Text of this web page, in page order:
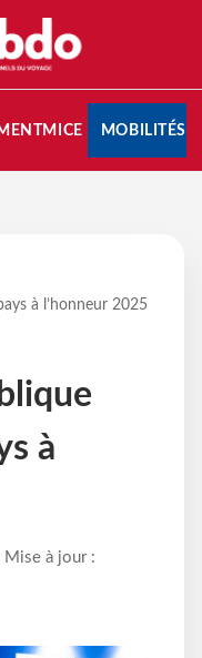
MICE MOBILITÉS
à l’honneur 2025
à
à jour :